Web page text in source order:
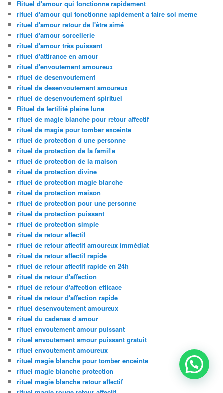
Rituel d'amour qui fonctionne rapidement
rituel d'amour qui fonctionne rapidement a faire soi meme
rituel d'amour retour de l'être aimé
rituel d'amour sorcellerie
rituel d'amour très puissant
rituel d'attirance en amour
rituel d'envoutement amoureux
rituel de desenvoutement
rituel de desenvoutement amoureux
rituel de desenvoutement spirituel
Rituel de fertilité pleine lune
rituel de magie blanche pour retour affectif
rituel de magie pour tomber enceinte
rituel de protection d une personne
rituel de protection de la famille
rituel de protection de la maison
rituel de protection divine
rituel de protection magie blanche
rituel de protection maison
rituel de protection pour une personne
rituel de protection puissant
rituel de protection simple
rituel de retour affectif
rituel de retour affectif amoureux immédiat
rituel de retour affectif rapide
rituel de retour affectif rapide en 24h
rituel de retour d'affection
rituel de retour d'affection efficace
rituel de retour d'affection rapide
rituel desenvoutement amoureux
rituel du cadenas d amour
rituel envoutement amour puissant
rituel envoutement amour puissant gratuit
rituel envoutement amoureux
rituel magie blanche pour tomber enceinte
rituel magie blanche protection
rituel magie blanche retour affectif